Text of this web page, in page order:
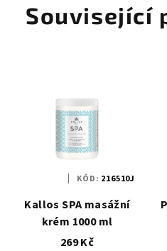
Související
Kallos SPA masážní
krém 1000 ml
269 Kč
KÓD: 216510J